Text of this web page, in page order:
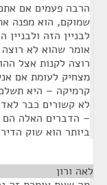
הרבה פעמים אם
שמוקם, הוא מפנה
לבניין הזה
אומר שהוא לא
רוצה לקנות אצל
מצחיק לעומת אם
קרמיקה – היא
לא קשורים כבר
– הדברים האלה הם
ביותר הוא שוק
לאה ורון